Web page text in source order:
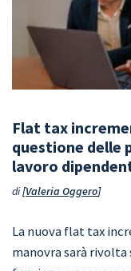
Flat tax
questione delle
lavoro
di Valeria Oggero
La nuova flat tax
manovra sarà